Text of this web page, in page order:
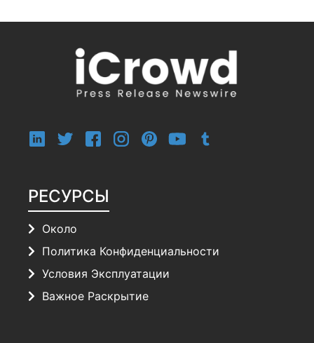
РЕСУРСЫ
Около
Политика Конфиденциальности
Условия Эксплуатации
Важное Раскрытие